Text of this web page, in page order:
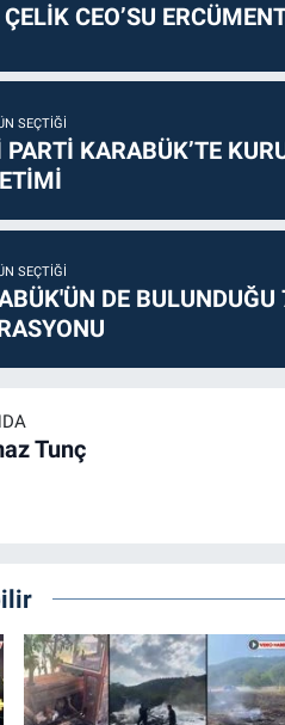
CEO’SU
SEÇTIĞI
PARTİ KARABÜK’TE
SEÇTIĞI
DE BULUNDUĞU
Tunç